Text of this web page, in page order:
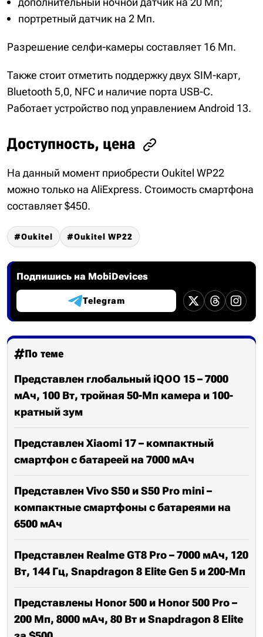
портретный датчик на 2 Мп.
Разрешение селфи-камеры составляет 16 Мп.
Также стоит отметить поддержку двух SIM-карт,
Bluetooth 5,0, NFC и наличие порта USB-C.
Работает устройство под управлением Android 13.
Доступность, цена
На данный момент приобрести Oukitel WP22
можно только на AliExpress. Стоимость смартфона
составляет $450.
Oukitel Oukitel WP22
Подпишись на MobiDevices
Telegram
По теме
Представлен глобальный iQOO 15 – 7000
мАч, 100 Вт, тройная 50-Мп камера и 100-
кратный зум
Представлен Xiaomi 17 – компактный
смартфон с батареей на 7000 мАч
Представлен Vivo S50 и S50 Pro mini –
компактные смартфоны с батареями на
6500 мАч
Представлен Realme GT8 Pro – 7000 мАч, 120
Вт, 144 Гц, Snapdragon 8 Elite Gen 5 и 200-Мп
Представлены Honor 500 и Honor 500 Pro –
200 Мп, 8000 мАч, 80 Вт и Snapdragon 8 Elite